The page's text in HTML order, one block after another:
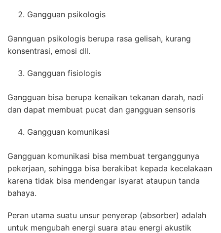
Gangguan psikologis
Gannguan psikologis berupa rasa gelisah, kurang
konsentrasi, emosi dll.
Gangguan fisiologis
Gangguan bisa berupa kenaikan tekanan darah, nadi
dan dapat membuat pucat dan gangguan sensoris
Gangguan komunikasi
Gangguan komunikasi bisa membuat terganggunya
pekerjaan, sehingga bisa berakibat kepada kecelakaan
karena tidak bisa mendengar isyarat ataupun tanda
bahaya.
Peran utama suatu unsur penyerap (absorber) adalah
untuk mengubah energi suara atau energi akustik